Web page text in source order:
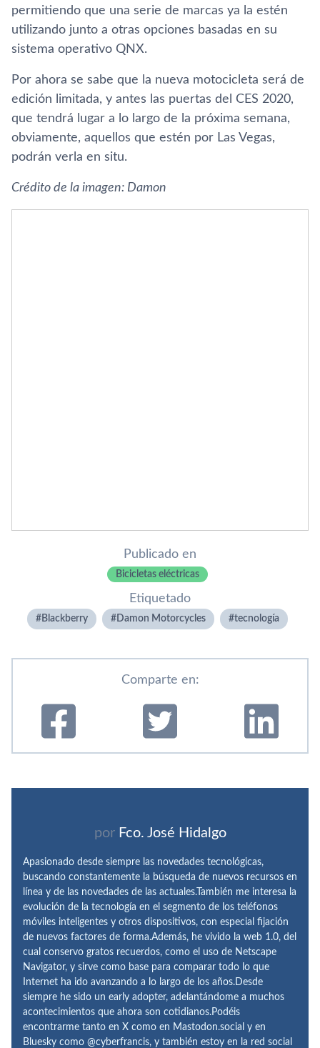
permitiendo que una serie de marcas ya la estén
utilizando junto a otras opciones basadas en su
sistema operativo QNX.
Por ahora se sabe que la nueva motocicleta será de
edición limitada, y antes las puertas del CES 2020,
que tendrá lugar a lo largo de la próxima semana,
obviamente, aquellos que estén por Las Vegas,
podrán verla en situ.
Crédito de la imagen: Damon
Publicado en
Bicicletas eléctricas
Etiquetado
Blackberry Damon Motorcycles tecnologí­a
Comparte en:
por Fco. José Hidalgo
Apasionado desde siempre las novedades tecnológicas,
buscando constantemente la búsqueda de nuevos recursos en
línea y de las novedades de las actuales.También me interesa la
evolución de la tecnología en el segmento de los teléfonos
móviles inteligentes y otros dispositivos, con especial fijación
de nuevos factores de forma.Además, he vivido la web 1.0, del
cual conservo gratos recuerdos, como el uso de Netscape
Navigator, y sirve como base para comparar todo lo que
Internet ha ido avanzando a lo largo de los años.Desde
siempre he sido un early adopter, adelantándome a muchos
acontecimientos que ahora son cotidianos.Podéis
encontrarme tanto en X como en Mastodon.social y en
Bluesky como @cyberfrancis, y también estoy en la red social